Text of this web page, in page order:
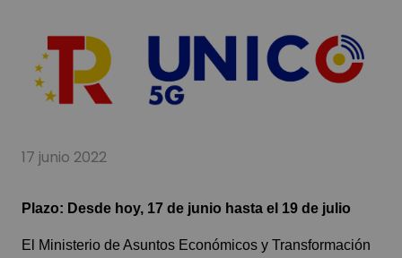
17 junio 2022
Plazo: Desde hoy, 17 de junio hasta el 19 de julio
El Ministerio de Asuntos Económicos y Transformación